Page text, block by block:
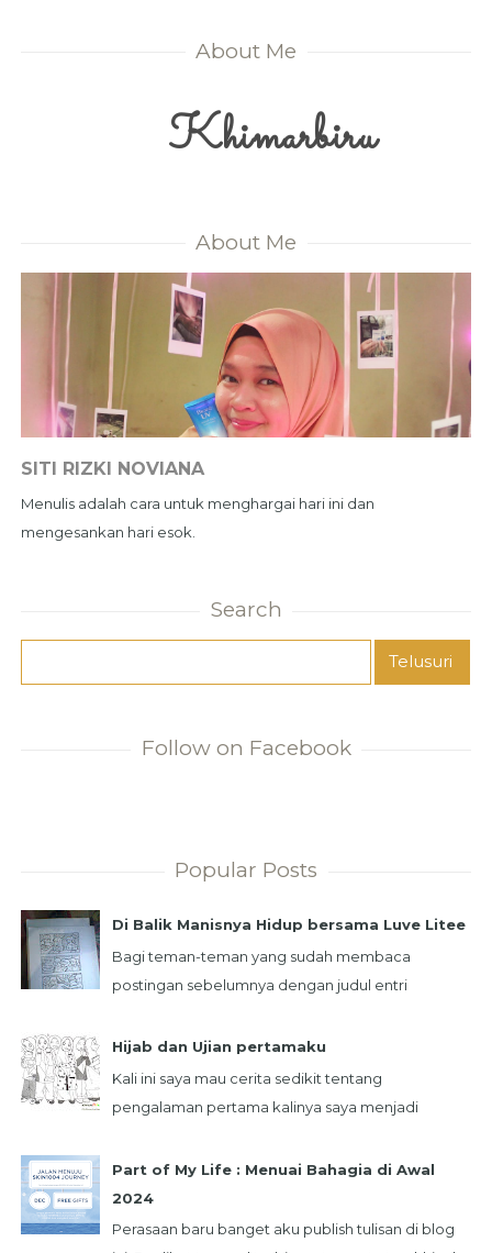
About Me
Khimarbiru
About Me
SITI RIZKI NOVIANA
Menulis adalah cara untuk menghargai hari ini dan
mengesankan hari esok.
Search
Follow on Facebook
Popular Posts
Di Balik Manisnya Hidup bersama Luve Litee
Bagi teman-teman yang sudah membaca
postingan sebelumnya dengan judul entri
tent...
Hijab dan Ujian pertamaku
Kali ini saya mau cerita sedikit tentang
pengalaman pertama kalinya saya menjadi
saya deng...
Part of My Life : Menuai Bahagia di Awal
2024
Perasaan baru banget aku publish tulisan di blog